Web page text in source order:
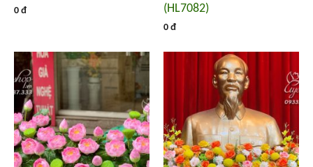
0 đ
(HL7082)
0 đ